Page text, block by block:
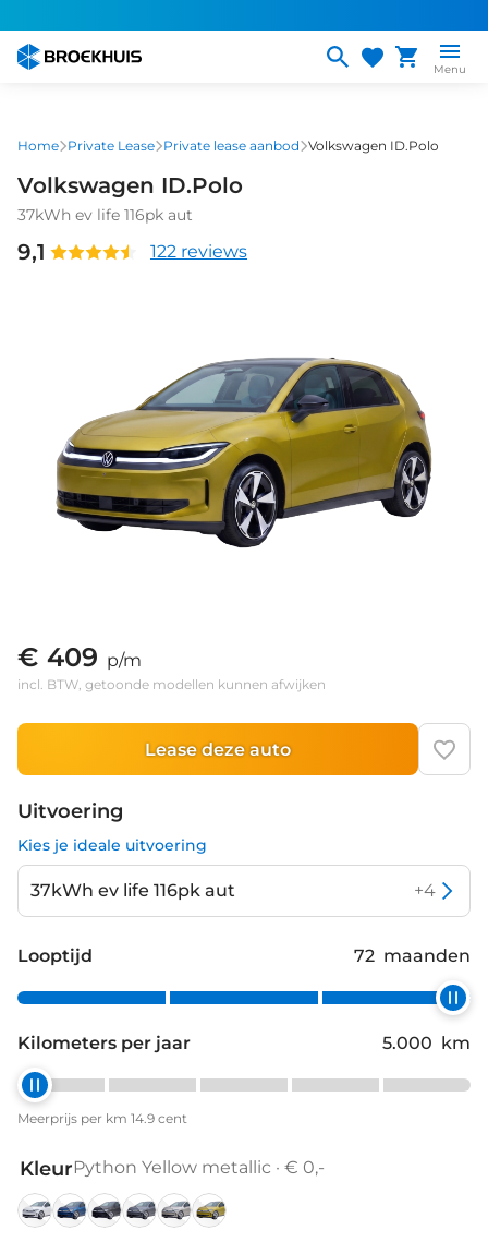
naar
gaan
Menu
Home Private Lease Private lease aanbod Volkswagen ID.Polo
Volkswagen ID.Polo
37kWh ev life 116pk aut
9,1 122 reviews
€ 409 p/m
incl. BTW, getoonde modellen kunnen afwijken
Lease deze auto
Uitvoering
Kies je ideale uitvoering
37kWh ev life 116pk aut +4
Looptijd 72 maanden
Kilometers per jaar 5.000 km
Meerprijs per km 14.9 cent
KleurPython Yellow metallic · € 0,-